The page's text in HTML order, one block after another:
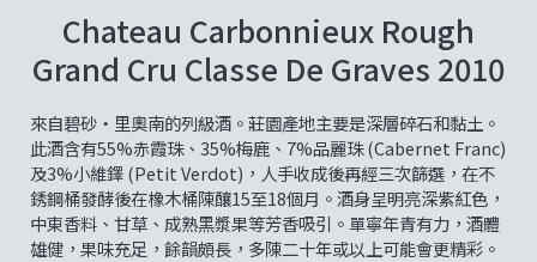
Chateau Carbonnieux Rough
Grand Cru Classe De Graves 2010
來自碧砂‧里奧南的列級酒。莊園產地主要是深層碎石和黏土。
此酒含有55%赤霞珠、35%梅鹿、7%品麗珠 (Cabernet Franc)
及3%小維鐸 (Petit Verdot)，人手收成後再經三次篩選，在不
銹鋼桶發酵後在橡木桶陳釀15至18個月。酒身呈明亮深紫紅色，
中東香料、甘草、成熟黑漿果等芳香吸引。單寧年青有力，酒體
雄健，果味充足，餘韻頗長，多陳二十年或以上可能會更精彩。